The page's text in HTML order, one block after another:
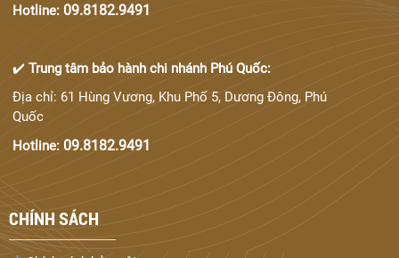
Hotline: 09.8182.9491
✔️Trung tâm bảo hành chi nhánh Phú Quốc:
Địa chỉ: 61 Hùng Vương, Khu Phố 5, Dương Đông, Phú
Quốc
Hotline: 09.8182.9491
CHÍNH SÁCH